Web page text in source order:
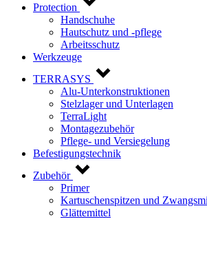
Protection
Handschuhe
Hautschutz und -pflege
Arbeitsschutz
Werkzeuge
TERRASYS
Alu-Unterkonstruktionen
Stelzlager und Unterlagen
TerraLight
Montagezubehör
Pflege- und Versiegelung
Befestigungstechnik
Zubehör
Primer
Kartuschenspitzen und
Glättemittel